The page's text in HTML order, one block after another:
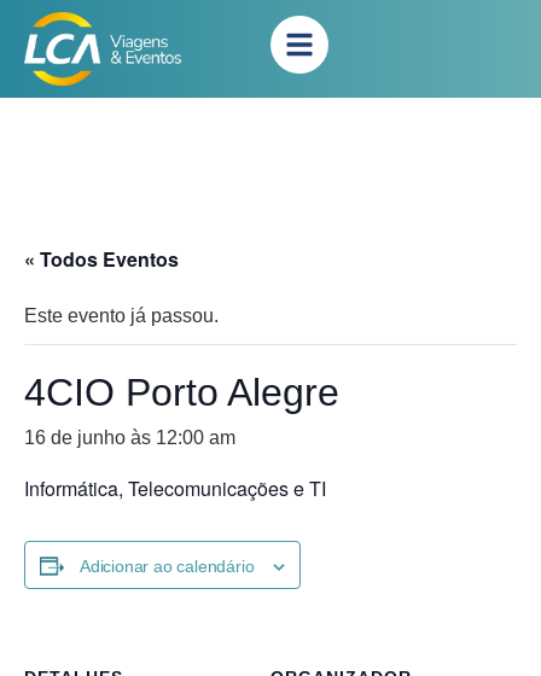
« Todos Eventos
Este evento já passou.
4CIO Porto Alegre
16 de junho às 12:00 am
Informática, Telecomunicações e TI
Adicionar ao calendário